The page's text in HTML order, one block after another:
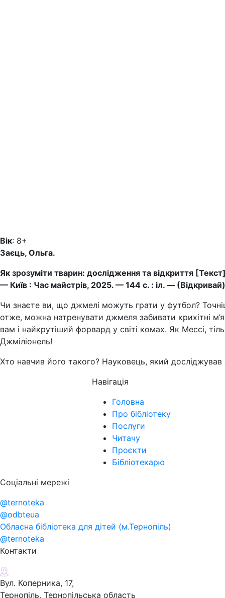
Вік: 8+
Заєць, Ольга.
Як зрозуміти тварин: дослідження та відкриття
— Київ : Час майстрів, 2025. — 144 с. : іл. —
Чи знаєте ви, що джмелі можуть грати у футбол?
отже, можна натренувати джмеля забивати крихітні
вам і найкрутіший форвард у світі комах. Як Мессі,
Джміліонель!
Хто навчив його такого? Науковець, який досліджував
Навігація
Головна
Про бібліотеку
Послуги
Читачу
Проєкти
Бібліотекарю
Соціальні мережі
@ternoteka
@odbteua
Обласна бібліотека для дітей (м.Тернопіль)
@ternoteka
Контакти
Вул. Коперника, 17,
Тернопіль, Тернопільська область